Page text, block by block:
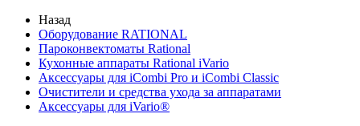
Назад
Оборудование RATIONAL
Пароконвектоматы Rational
Кухонные аппараты Rational iVario
Аксессуары для iCombi Pro и iCombi Classic
Очистители и средства ухода за аппаратами
Аксессуары для iVario®